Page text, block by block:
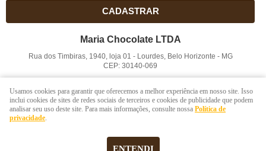
CADASTRAR
Maria Chocolate LTDA
Rua dos Timbiras, 1940, loja 01 - Lourdes, Belo Horizonte - MG
CEP: 30140-069
LOJA VIRTUAL CRIADA POR
Usamos cookies para garantir que oferecemos a melhor experiência em nosso site. Isso
inclui cookies de sites de redes sociais de terceiros e cookies de publicidade que podem
analisar seu uso deste site. Para mais informações, consulte nossa Política de
privacidade.
ENTENDI